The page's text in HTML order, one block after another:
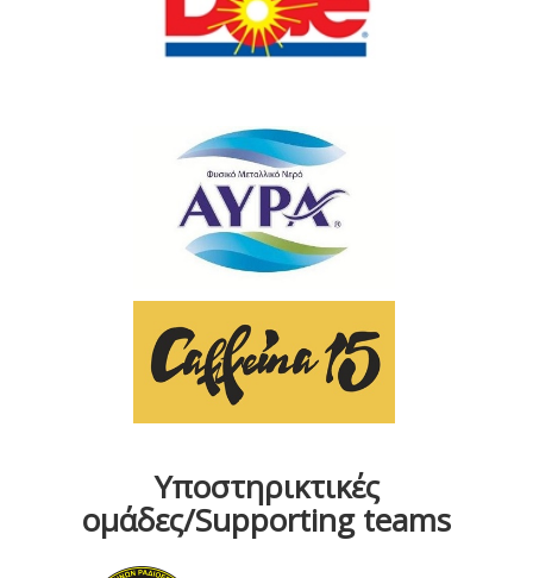
Υποστηρικτικές
ομάδες/Supporting teams